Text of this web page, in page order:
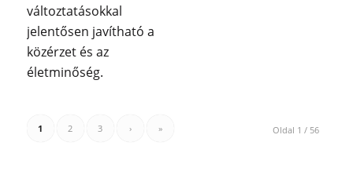
változtatásokkal
jelentősen javítható a
közérzet és az
életminőség.
Oldal 1 / 56
1 2 3 › »